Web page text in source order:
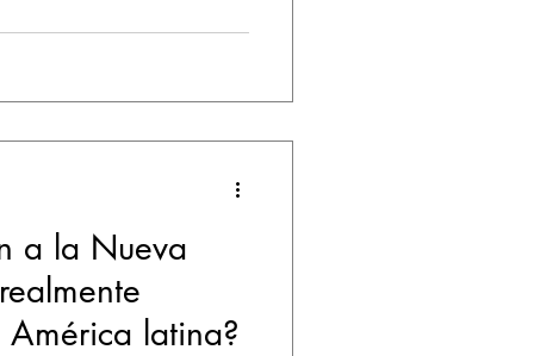
a la Nueva
latina?